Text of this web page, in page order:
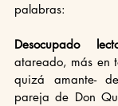
palabras:
Desocupado
atareado, más en
quizá amante-
pareja de Don